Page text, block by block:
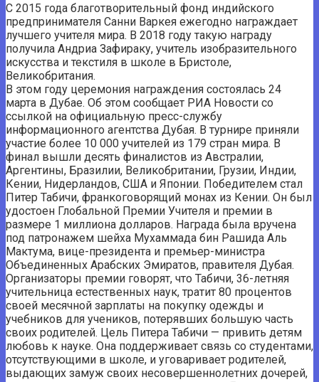
С 2015 года благотворительный фонд индийского
предпринимателя Санни Варкея ежегодно награждает
лучшего учителя мира. В 2018 году такую ​​награду
получила Андриа Зафираку, учитель изобразительного
искусства и текстиля в школе в Бристоле,
Великобритания.
В этом году церемония награждения состоялась 24
марта в Дубае. Об этом сообщает РИА Новости со
ссылкой на официальную пресс-службу
информационного агентства Дубая. В турнире приняли
участие более 10 000 учителей из 179 стран мира. В
финал вышли десять финалистов из Австралии,
Аргентины, Бразилии, Великобритании, Грузии, Индии,
Кении, Нидерландов, США и Японии. Победителем стал
Питер Табичи, франкоговорящий монах из Кении. Он был
удостоен Глобальной Премии Учителя и премии в
размере 1 миллиона долларов. Награда была вручена
под патронажем шейха Мухаммада бин Рашида Аль
Мактума, вице-президента и премьер-министра
Объединенных Арабских Эмиратов, правителя Дубая.
Организаторы премии говорят, что Табичи, 36-летняя
учительница естественных наук, тратит 80 процентов
своей месячной зарплаты на покупку одежды и
учебников для учеников, потерявших большую часть
своих родителей. Цель Питера Табичи — привить детям
любовь к науке. Она поддерживает связь со студентами,
отсутствующими в школе, и уговаривает родителей,
выдающих замуж своих несовершеннолетних дочерей,